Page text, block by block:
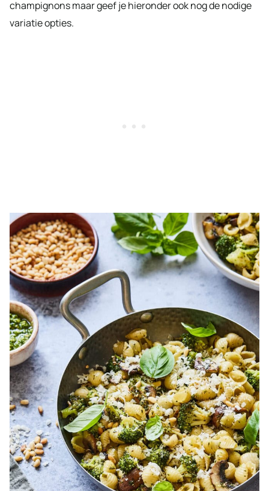
champignons maar geef je hieronder ook nog de nodige
variatie opties.